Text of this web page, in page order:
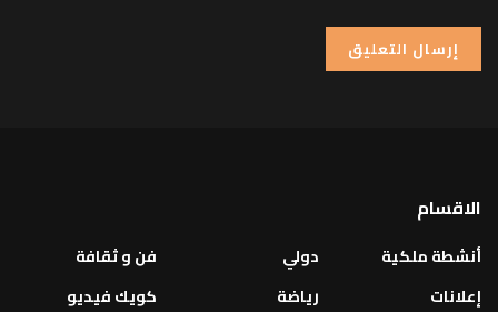
الاقسام
أنشطة ملكية
إعلانات
دولي
رياضة
فن و ثقافة
كويك فيديو